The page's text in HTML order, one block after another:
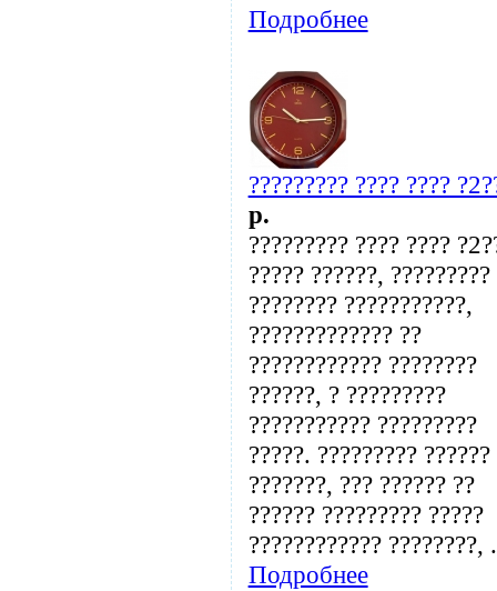
Подробнее
????????? ???? ????
p.
????????? ???? ????
????? ??????, ?????????
???????? ???????????,
????????????? ??
???????????? ????????
??????, ? ?????????
??????????? ?????????
?????. ????????? ??????
???????, ??? ?????? ??
?????? ????????? ?????
???????????? ????????,
Подробнее